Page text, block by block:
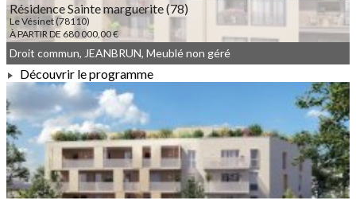
Résidence Sainte marguerite (78)
Le Vésinet (78110)
À PARTIR DE 680 000,00 €
À PARTIR DE 680 000,00 €
Droit commun, JEANBRUN, Meublé non géré
Découvrir le programme